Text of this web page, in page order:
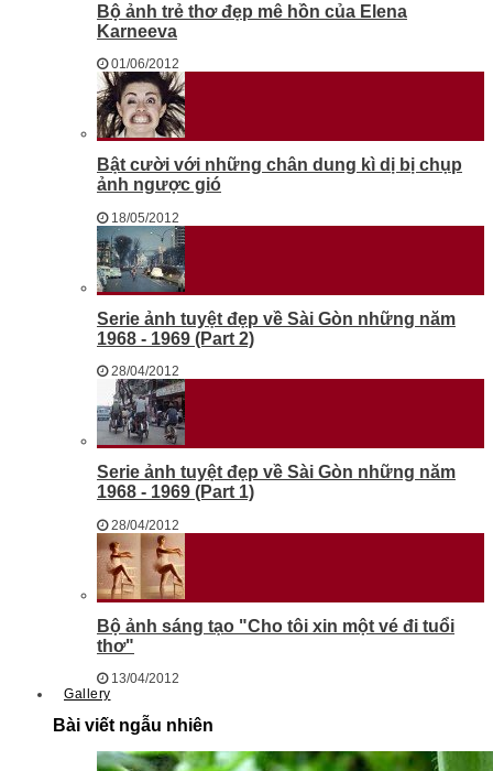
Bộ ảnh trẻ thơ đẹp mê hồn của Elena
Karneeva
01/06/2012
Bật cười với những chân dung kì dị bị chụp
ảnh ngược gió
18/05/2012
Serie ảnh tuyệt đẹp về Sài Gòn những năm
1968 - 1969 (Part 2)
28/04/2012
Serie ảnh tuyệt đẹp về Sài Gòn những năm
1968 - 1969 (Part 1)
28/04/2012
Bộ ảnh sáng tạo "Cho tôi xin một vé đi tuổi
thơ"
13/04/2012
Gallery
Bài viết ngẫu nhiên